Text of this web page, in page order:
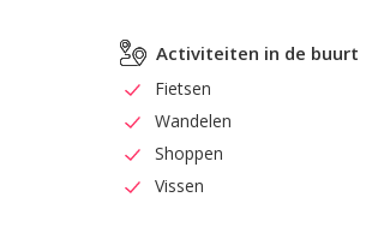
Activiteiten in de buurt
Fietsen
Wandelen
Shoppen
Vissen